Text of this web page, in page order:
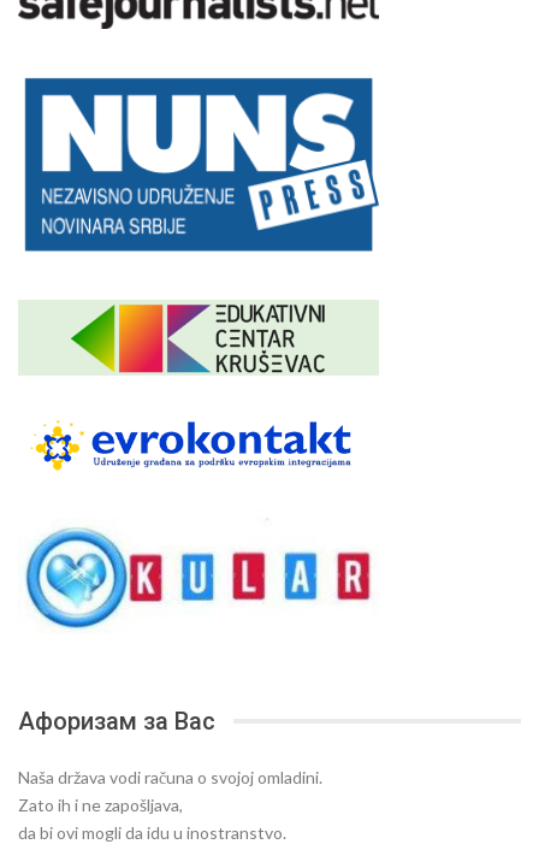
Афоризам за Вас
Naša država vodi računa o svojoj omladini.
Zato ih i ne zapošljava,
da bi ovi mogli da idu u inostranstvo.